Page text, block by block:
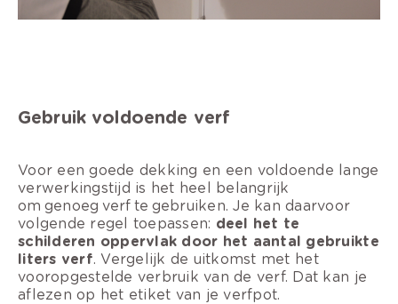
Gebruik voldoende verf
Voor een goede dekking en een voldoende lange
verwerkingstijd is het heel belangrijk
om genoeg verf te gebruiken. Je kan daarvoor
volgende regel toepassen: deel het te
schilderen oppervlak door het aantal gebruikte
liters verf. Vergelijk de uitkomst met het
vooropgestelde verbruik van de verf. Dat kan je
aflezen op het etiket van je verfpot.